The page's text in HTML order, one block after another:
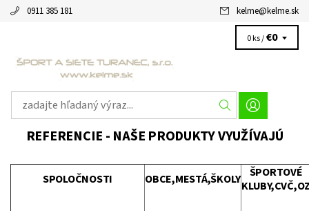
0911 385 181 kelme@kelme.sk
0 ks /€0
REFERENCIE - NAŠE PRODUKTY VYUŽÍVAJÚ
SPOLOČNOSTI OBCE,MESTÁ,ŠKOLY ŠPORTOVÉ